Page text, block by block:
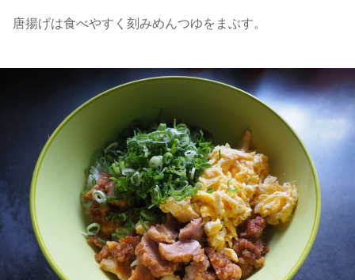
唐揚げは食べやすく刻みめんつゆをまぶす。